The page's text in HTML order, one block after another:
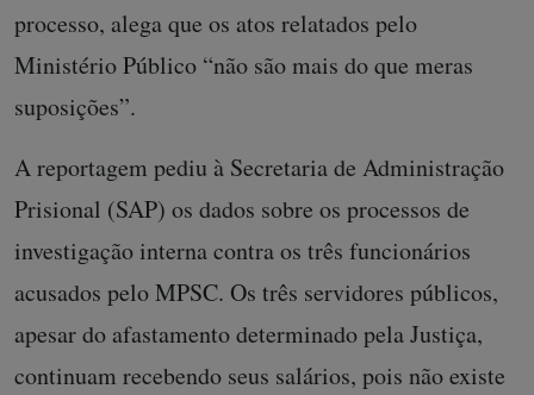
processo, alega que os atos relatados pelo
Ministério Público “não são mais do que meras
suposições”.
A reportagem pediu à Secretaria de Administração
Prisional (SAP) os dados sobre os processos de
investigação interna contra os três funcionários
acusados pelo MPSC. Os três servidores públicos,
apesar do afastamento determinado pela Justiça,
continuam recebendo seus salários, pois não existe